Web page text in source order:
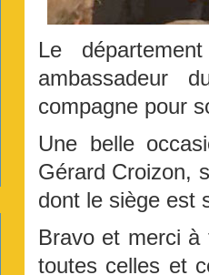
Le
ambassadeur
compagne pour
Une belle
Gérard Croizon,
dont le siège est
Bravo et merci
toutes celles et